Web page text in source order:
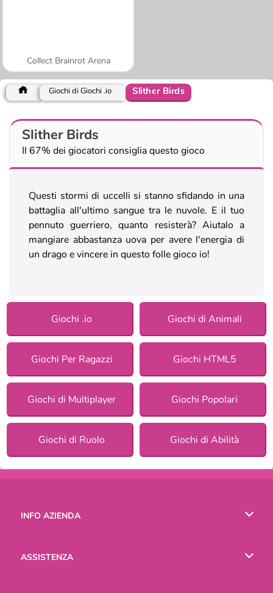
Collect Brainrot Arena
Giochi di Giochi .io Slither Birds
Slither Birds
Il 67% dei giocatori consiglia questo gioco
Questi stormi di uccelli si stanno sfidando in una
battaglia all'ultimo sangue tra le nuvole. E il tuo
pennuto guerriero, quanto resisterà? Aiutalo a
mangiare abbastanza uova per avere l'energia di
un drago e vincere in questo folle gioco io!
Giochi .io Giochi di Animali
Giochi Per Ragazzi Giochi HTML5
Giochi di Multiplayer Giochi Popolari
Giochi di Ruolo Giochi di Abilità
INFO AZIENDA
ASSISTENZA